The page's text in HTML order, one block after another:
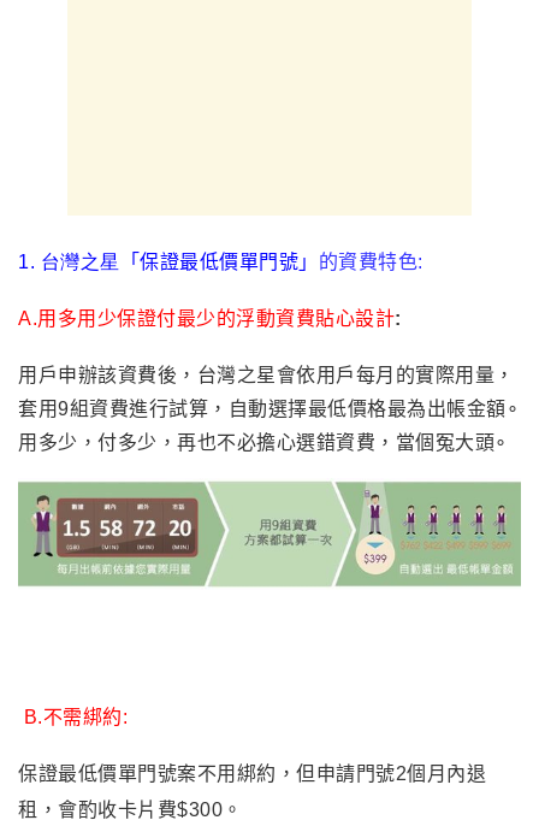
1. 台灣之星 「保證最低價單門號」 的資費特色:
A.用多用少保證付最少的浮動資費貼心設計:
用戶申辦該資費後，台灣之星會依用戶每月的實際用量，
套用9組資費進行試算，自動選擇最低價格最為出帳金額∘
用多少，付多少，再也不必擔心選錯資費，當個冤大頭∘
B.不需綁約:
保證最低價單門號案不用綁約，但申請門號2個月內退
租，會酌收卡片費$300。